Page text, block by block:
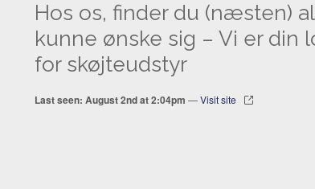
Hos os, finder du (næsten)
kunne ønske sig – Vi er din
for skøjteudstyr
Last seen: August 2nd at 2:04pm —Visit site